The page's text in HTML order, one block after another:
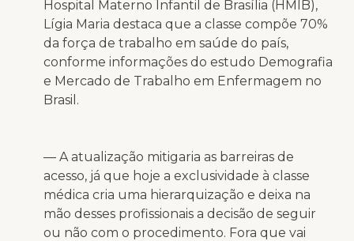
Hospital Materno Infantil de Brasília (HMIB),
Lígia Maria destaca que a classe compõe 70%
da força de trabalho em saúde do país,
conforme informações do estudo Demografia
e Mercado de Trabalho em Enfermagem no
Brasil.
— A atualização mitigaria as barreiras de
acesso, já que hoje a exclusividade à classe
médica cria uma hierarquização e deixa na
mão desses profissionais a decisão de seguir
ou não com o procedimento. Fora que vai